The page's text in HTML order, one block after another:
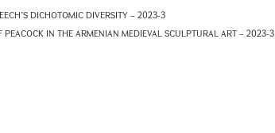
DICHOTOMIC DIVERSITY – 2023-3
PEACOCK IN THE ARMENIAN MEDIEVAL SCULPTURAL ART – 2023-3